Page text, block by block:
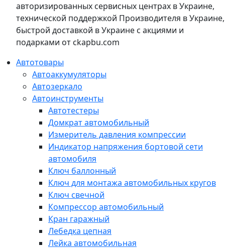
авторизированных сервисных центрах в Украине,
технической поддержкой Производителя в Украине,
быстрой доставкой в Украине с акциями и
подарками от ckapbu.com
Автотовары
Автоаккумуляторы
Автозеркало
Автоинструменты
Автотестеры
Домкрат автомобильный
Измеритель давления компрессии
Индикатор напряжения бортовой сети
автомобиля
Ключ баллонный
Ключ для монтажа автомобильных кругов
Ключ свечной
Компрессор автомобильный
Кран гаражный
Лебедка цепная
Лейка автомобильная